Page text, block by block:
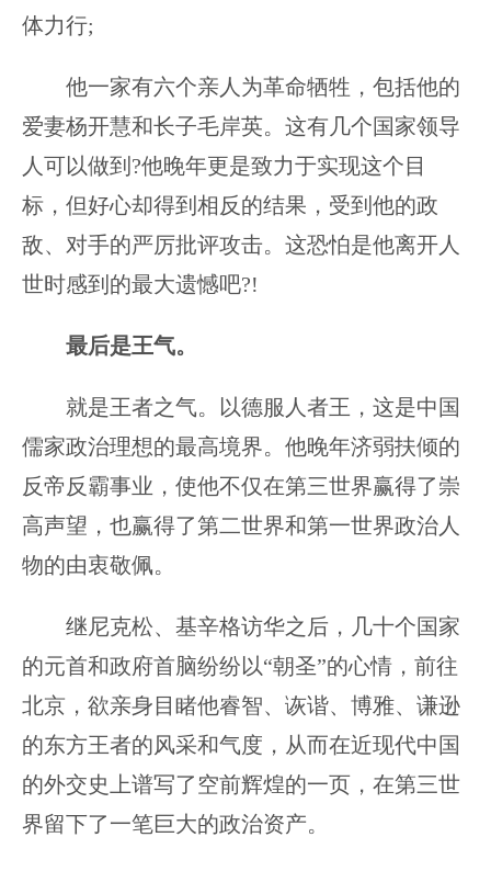
体力行;
他一家有六个亲人为革命牺牲，包括他的
爱妻杨开慧和长子毛岸英。这有几个国家领导
人可以做到?他晚年更是致力于实现这个目
标，但好心却得到相反的结果，受到他的政
敌、对手的严厉批评攻击。这恐怕是他离开人
世时感到的最大遗憾吧?!
最后是王气。
就是王者之气。以德服人者王，这是中国
儒家政治理想的最高境界。他晚年济弱扶倾的
反帝反霸事业，使他不仅在第三世界赢得了崇
高声望，也赢得了第二世界和第一世界政治人
物的由衷敬佩。
继尼克松、基辛格访华之后，几十个国家
的元首和政府首脑纷纷以“朝圣”的心情，前往
北京，欲亲身目睹他睿智、诙谐、博雅、谦逊
的东方王者的风采和气度，从而在近现代中国
的外交史上谱写了空前辉煌的一页，在第三世
界留下了一笔巨大的政治资产。